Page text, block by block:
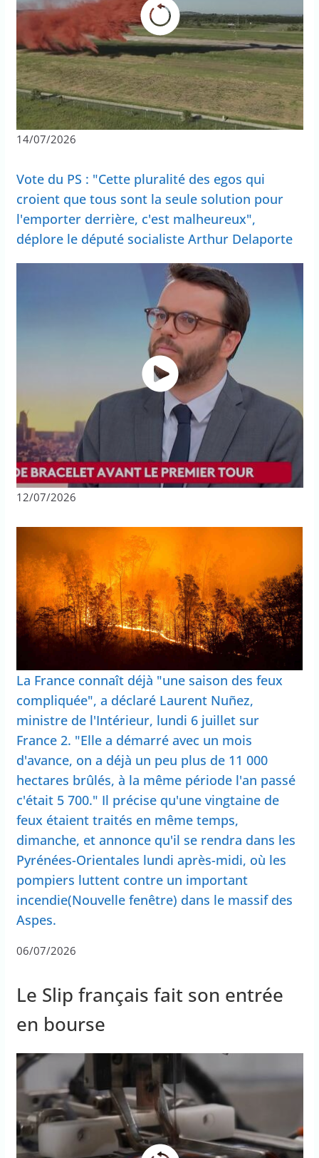
14/07/2026
Vote du PS : "Cette pluralité des egos qui
croient que tous sont la seule solution pour
l'emporter derrière, c'est malheureux",
déplore le député socialiste Arthur Delaporte
12/07/2026
La France connaît déjà "une saison des feux
compliquée", a déclaré Laurent Nuñez,
ministre de l'Intérieur, lundi 6 juillet sur
France 2. "Elle a démarré avec un mois
d'avance, on a déjà un peu plus de 11 000
hectares brûlés, à la même période l'an passé
c'était 5 700." Il précise qu'une vingtaine de
feux étaient traités en même temps,
dimanche, et annonce qu'il se rendra dans les
Pyrénées-Orientales lundi après-midi, où les
pompiers luttent contre un important
incendie(Nouvelle fenêtre) dans le massif des
Aspes.
06/07/2026
Le Slip français fait son entrée
en bourse